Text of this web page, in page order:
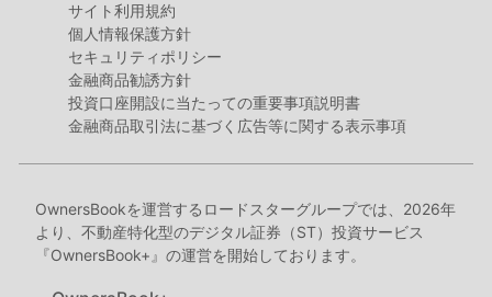
サイト利用規約
個人情報保護方針
セキュリティポリシー
金融商品勧誘方針
投資口座開設に当たっての重要事項説明書
金融商品取引法に基づく広告等に関する表示事項
OwnersBookを運営するロードスターグループでは、2026年
より、不動産特化型のデジタル証券（ST）投資サービス
『OwnersBook+』の運営を開始しております。